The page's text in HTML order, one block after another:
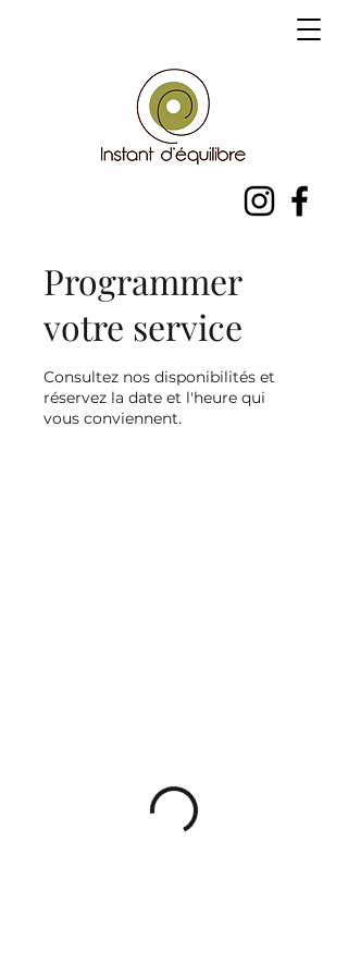
Programmer
votre service
Consultez nos disponibilités et
réservez la date et l'heure qui
vous conviennent.